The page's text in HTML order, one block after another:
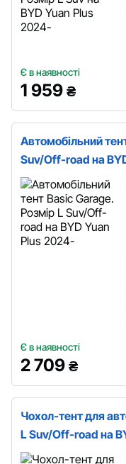
Є в наявності
1 959 ₴
Автомобільний
Suv/Off-road на
Є в наявності
2 709 ₴
Чохол-тент для
L Suv/Off-road на